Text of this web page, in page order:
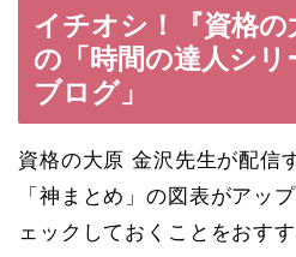
イチオシ！『資格の
の「時間の達人シリ
ブログ」
資格の大原 金沢先生が配信
「神まとめ」の図表がアッ
ェックしておくことをおす